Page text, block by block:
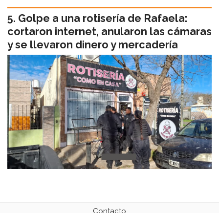
Golpe a una rotisería de Rafaela:
cortaron internet, anularon las cámaras
y se llevaron dinero y mercadería